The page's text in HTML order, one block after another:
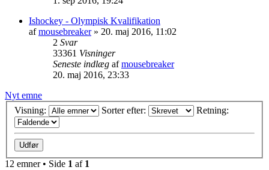
Ishockey - Olympisk Kvalifikation
afmousebreaker» 20. maj 2016, 11:02
2 Svar
33361 Visninger
Seneste indlæg afmousebreaker
20. maj 2016, 23:33
Nyt emne
Visning:
Sorter efter: Retning:
12 emner • Side 1 af 1